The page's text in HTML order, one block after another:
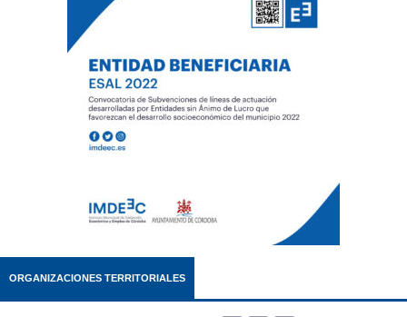
ORGANIZACIONES TERRITORIALES